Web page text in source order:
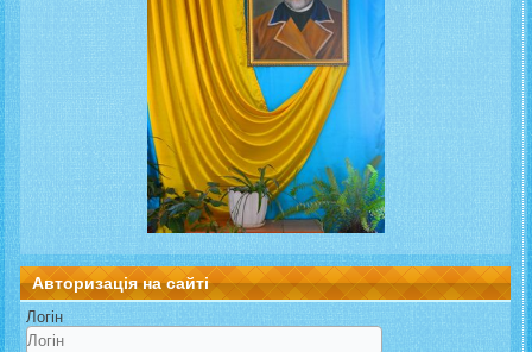
Авторизація на сайті
Логін